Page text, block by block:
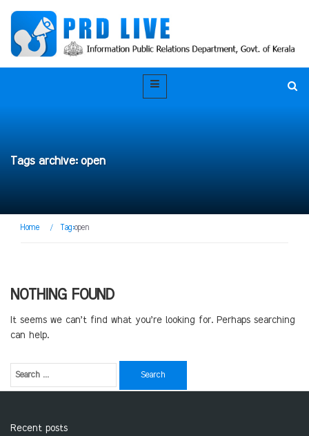
Tags archive: open
Home / Tag:open
NOTHING FOUND
It seems we can’t find what you’re looking for. Perhaps searching
can help.
Recent posts